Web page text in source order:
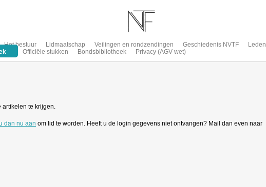
Het bestuur Lidmaatschap Veilingen en rondzendingen Geschiedenis NVTF Leden
Officiële stukken Bondsbibliotheek Privacy (AGV wet)
artikelen te krijgen.
dan nu aan om lid te worden. Heeft u de login gegevens niet ontvangen? Mail dan even naar